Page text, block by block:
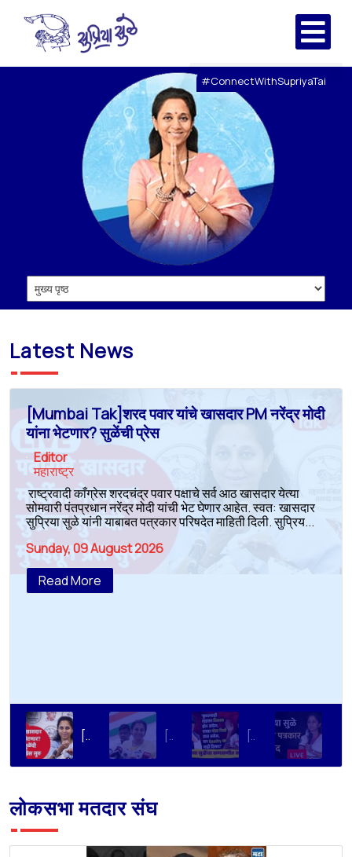
#ConnectWithSupriyaTai
Latest News
[Mumbai Tak]शरद पवार यांचे खासदार PM नरेंद्र मोदी
यांना भेटणार? सुळेंची प्रेस
Editor
महाराष्ट्र
राष्ट्रवादी काँग्रेस शरदचंद्र पवार पक्षाचे सर्व आठ खासदार येत्या
सोमवारी पंतप्रधान नरेंद्र मोदी यांची भेट घेणार आहेत. स्वत: खासदार
सुप्रिया सुळे यांनी याबाबत पत्रकार परिषदेत माहिती दिली. सुप्रिय...
Sunday, 09 August 2026
Read More
[Mumbai Tak]शरद पवार यांचे खासदार PM नरेंद्र मोदी यांना भेटणार? सुळेंची प्रेस [Jai Maharashtra News]येत्या सोमवारीआम्ही पंतप्रधान यांची दिल्लीत खासदारांसोबत एकत्र भेट घेणार आहोत [Saam TV]'शरद पवार गटाचे 8 खासदार PM Modi यांची भेट घेणार', नेमकं कारण काय?
लोकसभा मतदार संघ